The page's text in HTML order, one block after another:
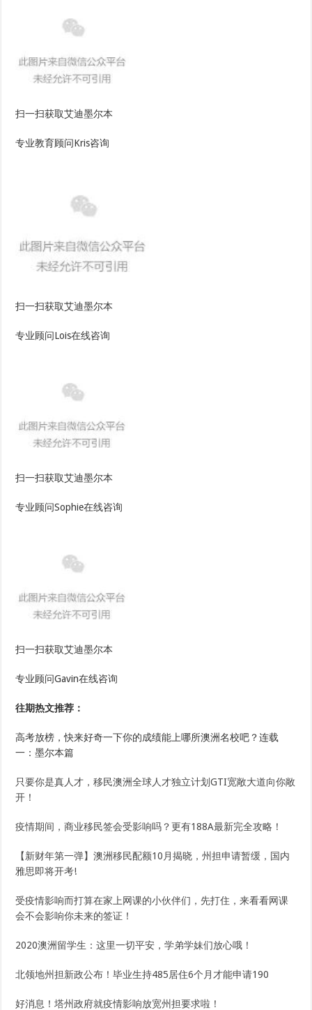
扫一扫获取艾迪墨尔本
专业教育顾问Kris咨询
扫一扫获取艾迪墨尔本
专业顾问Lois在线咨询
扫一扫获取艾迪墨尔本
专业顾问Sophie在线咨询
扫一扫获取艾迪墨尔本
专业顾问Gavin在线咨询
往期热文推荐：
高考放榜，快来好奇一下你的成绩能上哪所澳洲名校吧？连载
一：墨尔本篇
只要你是真人才，移民澳洲全球人才独立计划GTI宽敞大道向你敞
开！
疫情期间，商业移民签会受影响吗？更有188A最新完全攻略！
【新财年第一弹】澳洲移民配额10月揭晓，州担申请暂缓，国内
雅思即将开考!
受疫情影响而打算在家上网课的小伙伴们，先打住，来看看网课
会不会影响你未来的签证！
2020澳洲留学生：这里一切平安，学弟学妹们放心哦！
北领地州担新政公布！毕业生持485居住6个月才能申请190
好消息！塔州政府就疫情影响放宽州担要求啦！